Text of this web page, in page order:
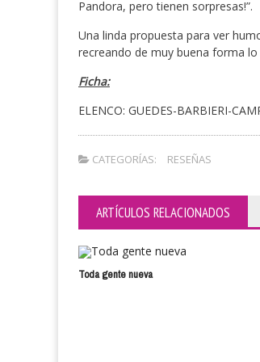
Pandora, pero tienen sorpresas!”.
Una linda propuesta para ver
recreando de muy buena forma
Ficha:
ELENCO: GUEDES-BARBIERI-
CATEGORÍAS: RESEÑAS
ARTÍCULOS RELACIONADOS
Toda gente nueva